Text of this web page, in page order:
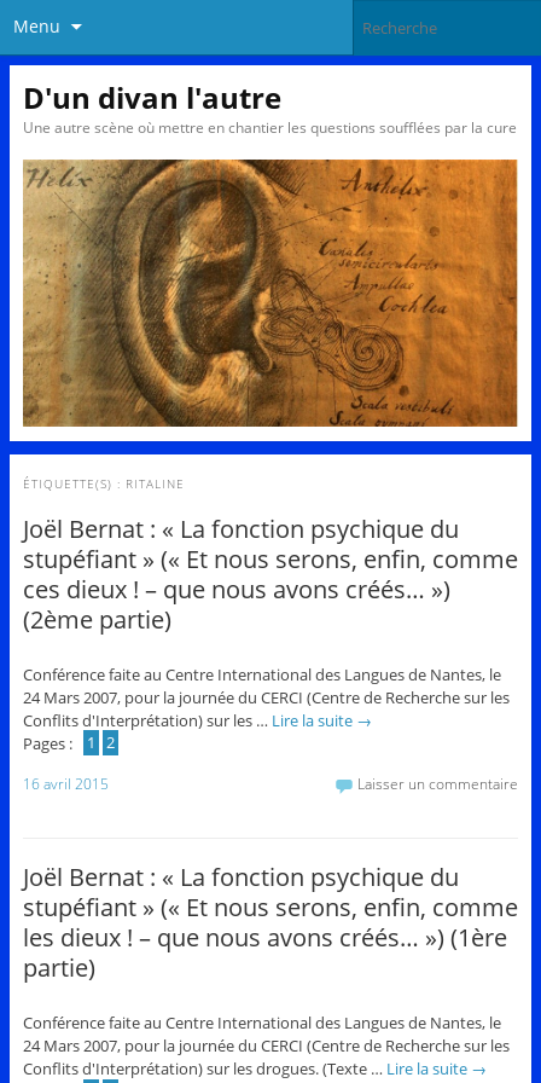
Menu
D'un divan l'autre
Une autre scène où mettre en chantier les questions soufflées par la cure
ÉTIQUETTE(S) : RITALINE
Joël Bernat : « La fonction psychique du
stupéfiant » (« Et nous serons, enfin, comme
ces dieux ! – que nous avons créés… »)
(2ème partie)
Conférence faite au Centre International des Langues de Nantes, le
24 Mars 2007, pour la journée du CERCI (Centre de Recherche sur les
Conflits d'Interprétation) sur les … Lire la suite →
Pages :
1 2
16 avril 2015 Laisser un commentaire
Joël Bernat : « La fonction psychique du
stupéfiant » (« Et nous serons, enfin, comme
les dieux ! – que nous avons créés… ») (1ère
partie)
Conférence faite au Centre International des Langues de Nantes, le
24 Mars 2007, pour la journée du CERCI (Centre de Recherche sur les
Conflits d'Interprétation) sur les drogues. (Texte … Lire la suite →